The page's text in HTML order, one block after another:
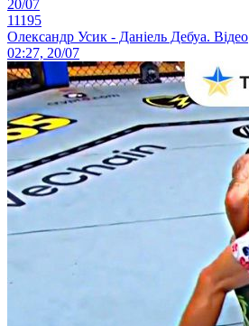
20/07
11195
Олександр Усик - Даніель Дебуа. Відео
02:27, 20/07